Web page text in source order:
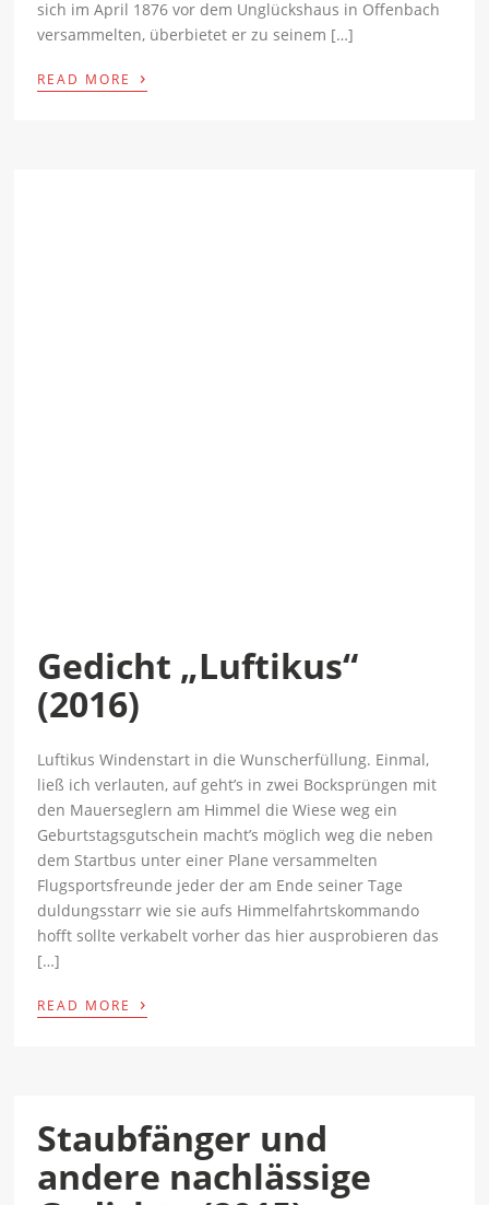
sich im April 1876 vor dem Unglückshaus in Offenbach
versammelten, überbietet er zu seinem […]
READ MORE ›
Gedicht „Luftikus“
(2016)
Luftikus Windenstart in die Wunscherfüllung. Einmal,
ließ ich verlauten, auf geht’s in zwei Bocksprüngen mit
den Mauerseglern am Himmel die Wiese weg ein
Geburtstagsgutschein macht’s möglich weg die neben
dem Startbus unter einer Plane versammelten
Flugsportsfreunde jeder der am Ende seiner Tage
duldungsstarr wie sie aufs Himmelfahrtskommando
hofft sollte verkabelt vorher das hier ausprobieren das
[…]
READ MORE ›
Staubfänger und
andere nachlässige